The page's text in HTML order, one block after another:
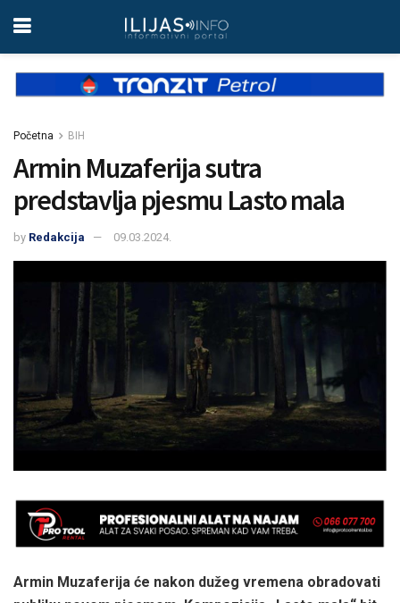
Početna BIH
Armin Muzaferija sutra
predstavlja pjesmu Lasto mala
by Redakcija 09.03.2024.
Armin Muzaferija će nakon dužeg vremena obradovati